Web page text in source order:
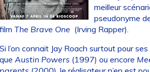
meilleur
pseudonyme
The Brave One (Irving Rapper).
l’on connait Jay Roach surtout pour
Austin Powers (1997) ou encore